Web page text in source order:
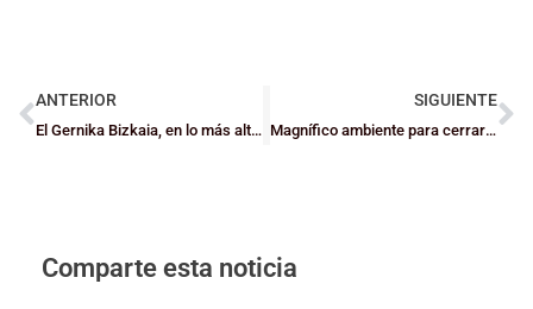
ANTERIOR
El Gernika Bizkaia, en lo más alto y el Santurtzi se acerca a la segunda plaza
SIGUIENTE
Magnífico ambiente para cerrar el FIBA Road Show World Cup 2014
Comparte esta noticia